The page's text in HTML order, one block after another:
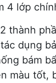
4 lớp
thành
dụng
bám
màu tốt,